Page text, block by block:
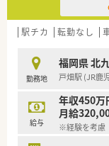
【職場環境と雰
■健康経営優
■産休や育休
で時短勤務を
■勤続10年以
パーセントと
【こんな取り
■全自動分包
駅チカ 転勤なし
勤務地
福岡県 北
戸畑駅 (JR鹿
給与
年収450万
月給
※経験を考慮